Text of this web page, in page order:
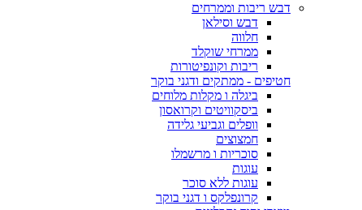
דבש ריבות וממרחים
דבש וסילאן
חלווה
ממרחי שוקלד
ריבות וקונפיטורות
חטיפים - ממתקים ודגני בוקר
ביגלה ו מקלות מלוחים
ביסקוויטים וקרואסון
וופלים וגביעי גלידה
חמצוצים
סוכריות ו מרשמלו
עוגות
עוגות ללא סוכר
קרונפלקס ו דגני בוקר